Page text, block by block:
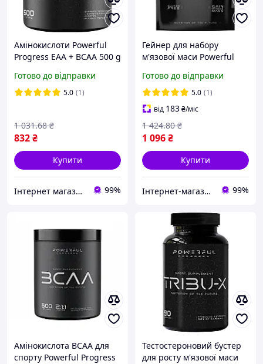
Амінокислоти Powerful
Progress EAA + BCAA 500 g
Готово до відправки
5.0 (1)
832₴
1 031.68 ₴
Купити
Інтернет магазин спортивного харчування Sport-Pit 99%
Гейнер для набору
м'язової маси Powerful
Gainer 2 kg Лісові фрукти
Готово до відправки
5.0 (1)
від 183₴/міс
1 096₴
1 424.80 ₴
Купити
Інтернет-магазин Vitaminka 99%
Амінокислота BCAA для
спорту Powerful Progress
Тестостероновий бустер
для росту м'язової маси